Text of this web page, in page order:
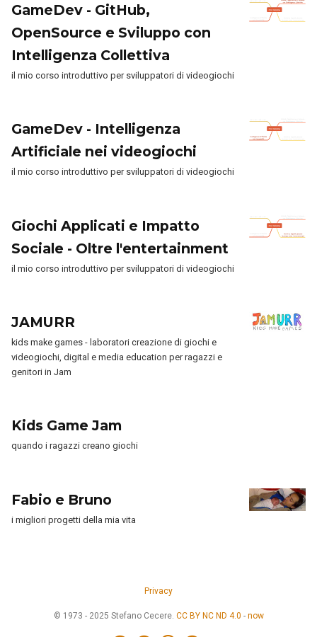
GameDev - GitHub,
OpenSource e Sviluppo con
Intelligenza Collettiva
il mio corso introduttivo per sviluppatori di videogiochi
GameDev - Intelligenza
Artificiale nei videogiochi
il mio corso introduttivo per sviluppatori di videogiochi
Giochi Applicati e Impatto
Sociale - Oltre l'entertainment
il mio corso introduttivo per sviluppatori di videogiochi
JAMURR
kids make games - laboratori creazione di giochi e
videogiochi, digital e media education per ragazzi e
genitori in Jam
Kids Game Jam
quando i ragazzi creano giochi
Fabio e Bruno
i migliori progetti della mia vita
Privacy
© 1973 - 2025 Stefano Cecere. CC BY NC ND 4.0 - now